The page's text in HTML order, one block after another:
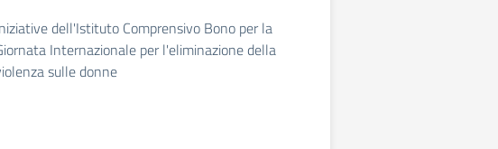
dell'Istituto Comprensivo Bono per la
Internazionale per l'eliminazione della
sulle donne